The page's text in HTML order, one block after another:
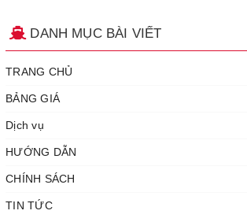
DANH MỤC BÀI VIẾT
TRANG CHỦ
BẢNG GIÁ
Dịch vụ
HƯỚNG DẪN
CHÍNH SÁCH
TIN TỨC